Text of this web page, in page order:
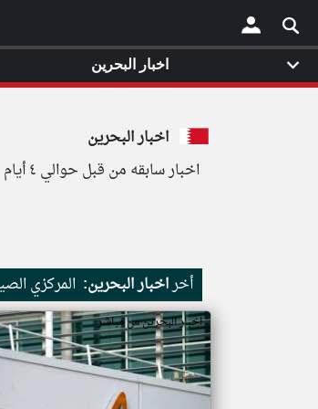
×
اخبار البحرين
اخبار سابقه من قبل حوالي ٤ أيام
أخراخبار البحرين: المركزي
اخبار البحرين من مباشر
اخبار البحرين